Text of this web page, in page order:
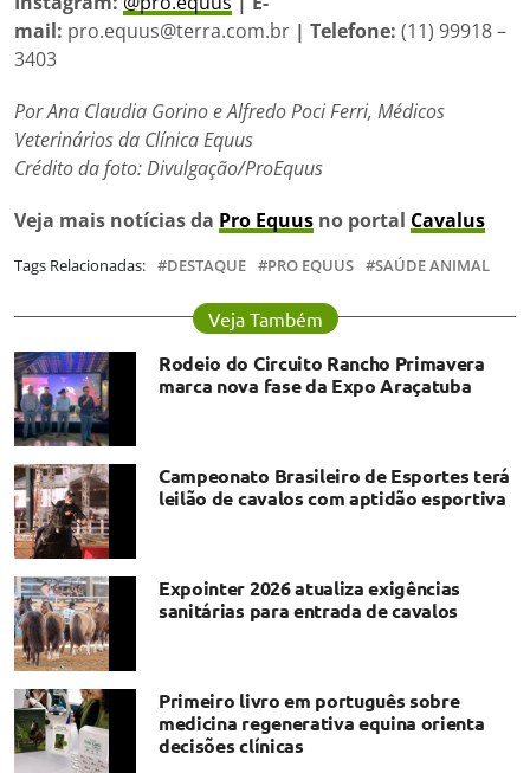
mail: pro.equus@terra.com.br | Telefone: (11) 99918 –
3403
Por Ana Claudia Gorino e Alfredo Poci Ferri, Médicos
Veterinários da Clínica Equus
Crédito da foto: Divulgação/ProEquus
Veja mais notícias da Pro Equus no portal Cavalus
Tags Relacionadas: DESTAQUE PRO EQUUS SAÚDE ANIMAL
Veja Também
Rodeio do Circuito Rancho Primavera
marca nova fase da Expo Araçatuba
Campeonato Brasileiro de Esportes terá
leilão de cavalos com aptidão esportiva
Expointer 2026 atualiza exigências
sanitárias para entrada de cavalos
Primeiro livro em português sobre
medicina regenerativa equina orienta
decisões clínicas